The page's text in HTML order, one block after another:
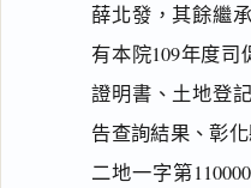
薛北發，其餘繼
有本院109年度司
證明書、土地登
告查詢結果、彰
二地一字第